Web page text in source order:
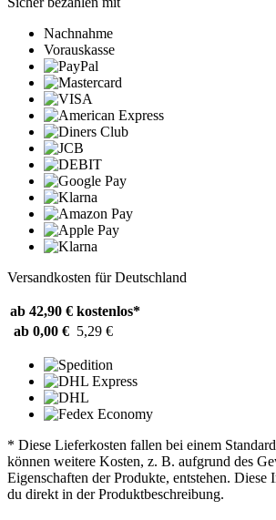
Nachnahme
Vorauskasse
Versandkosten für Deutschland
ab 42,90 € kostenlos*
ab 0,00 € 5,29 €
* Diese Lieferkosten fallen bei einem
können weitere Kosten, z. B. aufgrund des
Eigenschaften der Produkte, entstehen. Diese
du direkt in der Produktbeschreibung.